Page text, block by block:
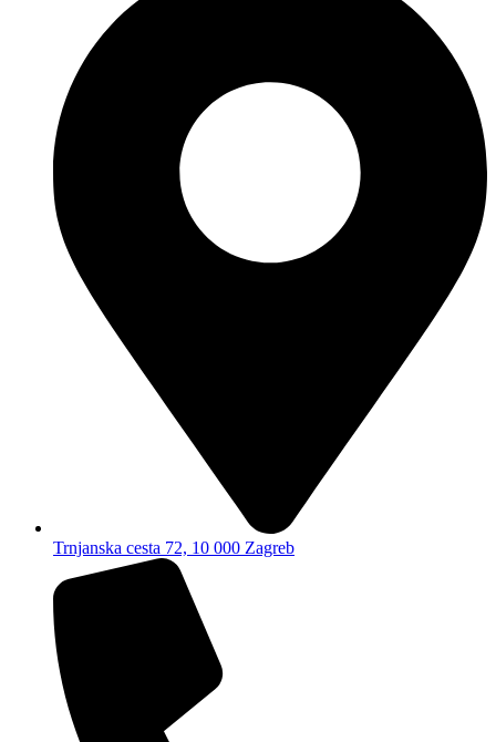
Trnjanska cesta 72, 10 000 Zagreb